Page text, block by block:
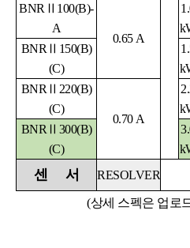
BNRⅡ100(B)-
A
0.65 A
BNRⅡ150(B)
(C)
BNRⅡ220(B)
(C)
0.70 A
BNRⅡ300(B)
(C)
센 서 RESOLVER
(상세 스펙은 업로